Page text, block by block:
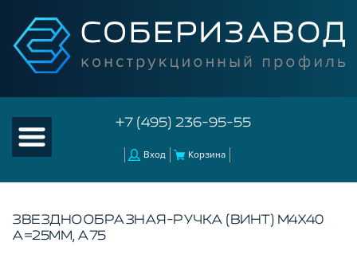
+7 (495) 236-95-55
Вход Корзина
КАТАЛОГ ТОВАРОВ
ЗВЕЗДНООБРАЗНАЯ-РУЧКА (ВИНТ) М4Х40
А=25ММ, A75